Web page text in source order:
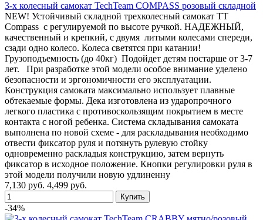
3-х колесный самокат TechTeam COMPASS розовый складной
NEW! Устойчивый складной трехколесный самокат TT
Compass с регулируемой по высоте ручкой. НАДЕЖНЫЙ,
качественный и крепкий, с двумя литыми колесами спереди,
сзади одно колесо. Колеса светятся при катании!
Грузоподъемность (до 40кг) Подойдет детям постарше от 3-7
лет. При разработке этой модели особое внимание уделено
безопасности и эргономичности его эксплуатации.
Конструкция самоката максимально использует плавные
обтекаемые формы. Дека изготовлена из ударопрочного
легкого пластика с противоскользящим покрытием в месте
контакта с ногой ребенка. Система складывания самоката
выполнена по новой схеме - для раскладывания необходимо
отвести фиксатор руля и потянуть рулевую стойку
одновременно раскладыя конструкцию, затем вернуть
фиксатор в исходное положение. Кнопки регулировки руля в
этой модели получили новую удлиненну
7,130 руб. 4,499 руб.
-34%